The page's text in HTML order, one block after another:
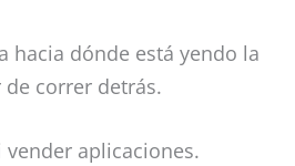
hacia dónde está yendo la
correr detrás.
aplicaciones.